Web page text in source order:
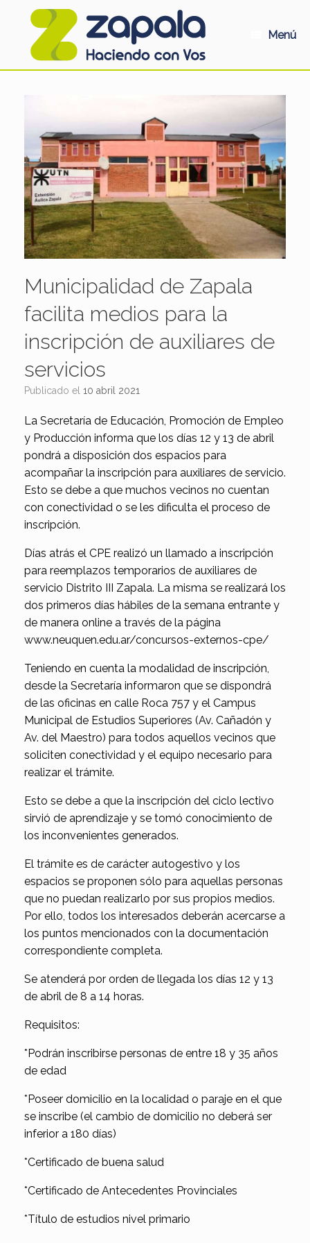
Menú
Municipalidad de Zapala
facilita medios para la
inscripción de auxiliares de
servicios
Publicado el 10 abril 2021
La Secretaría de Educación, Promoción de Empleo
y Producción informa que los días 12 y 13 de abril
pondrá a disposición dos espacios para
acompañar la inscripción para auxiliares de servicio.
Esto se debe a que muchos vecinos no cuentan
con conectividad o se les dificulta el proceso de
inscripción.
Días atrás el CPE realizó un llamado a inscripción
para reemplazos temporarios de auxiliares de
servicio Distrito III Zapala. La misma se realizará los
dos primeros días hábiles de la semana entrante y
de manera online a través de la página
www.neuquen.edu.ar/concursos-externos-cpe/
Teniendo en cuenta la modalidad de inscripción,
desde la Secretaría informaron que se dispondrá
de las oficinas en calle Roca 757 y el Campus
Municipal de Estudios Superiores (Av. Cañadón y
Av. del Maestro) para todos aquellos vecinos que
soliciten conectividad y el equipo necesario para
realizar el trámite.
Esto se debe a que la inscripción del ciclo lectivo
sirvió de aprendizaje y se tomó conocimiento de
los inconvenientes generados.
El trámite es de carácter autogestivo y los
espacios se proponen sólo para aquellas personas
que no puedan realizarlo por sus propios medios.
Por ello, todos los interesados deberán acercarse a
los puntos mencionados con la documentación
correspondiente completa.
Se atenderá por orden de llegada los días 12 y 13
de abril de 8 a 14 horas.
Requisitos:
*Podrán inscribirse personas de entre 18 y 35 años
de edad
*Poseer domicilio en la localidad o paraje en el que
se inscribe (el cambio de domicilio no deberá ser
inferior a 180 días)
*Certificado de buena salud
*Certificado de Antecedentes Provinciales
*Título de estudios nivel primario